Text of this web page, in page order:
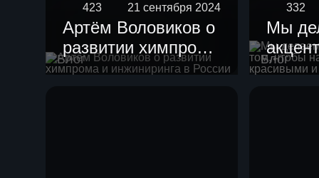
Блог
423 21 сентября 2024
Артём Воловиков о
развитии химпрома
и инжиниринга в
Блог
332
Мы